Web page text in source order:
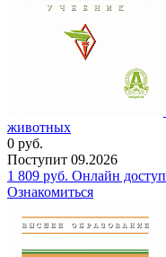
животных
0 руб.
Поступит 09.2026
1 809 руб. Онлайн доступ
Ознакомиться